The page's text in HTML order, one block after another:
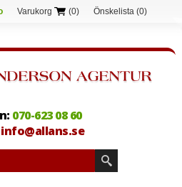
Varukorg (0) Önskelista (0)
070-623 08 60
info@allans.se